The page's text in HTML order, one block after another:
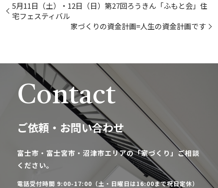
5月11日（土）・12日（日）第27回ろうきん「ふもと会」住
宅フェスティバル
家づくりの資金計画=人生の資金計画です
Contact
ご依頼・お問い合わせ
富士市・富士宮市・沼津市エリアの「家づくり」ご相談
ください。
電話受付時間 9:00-17:00（土・日曜日は16:00まで祝日定休）